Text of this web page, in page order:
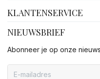
KLANTENSERVICE
NIEUWSBRIEF
Abonneer je op onze